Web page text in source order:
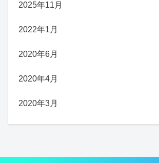
2025年11月
2022年1月
2020年6月
2020年4月
2020年3月